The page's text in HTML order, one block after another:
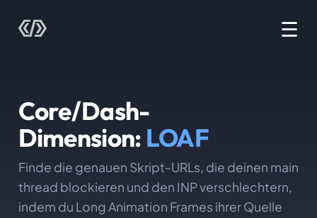
☰
Core/Dash-
Dimension: LOAF
Finde die genauen Skript-URLs, die deinen main
thread blockieren und den INP verschlechtern,
indem du Long Animation Frames ihrer Quelle